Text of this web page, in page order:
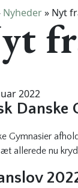
Nyheder» Nyt
2022
Gymnasier
allerede nu